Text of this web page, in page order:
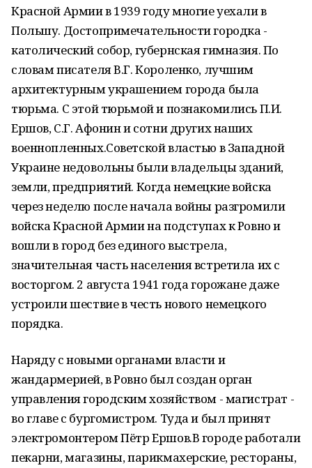
Красной Армии в 1939 году многие уехали в
Польшу. Достопримечательности городка -
католический собор, губернская гимназия. По
словам писателя В.Г. Короленко, лучшим
архитектурным украшением города была
тюрьма. С этой тюрьмой и познакомились П.И.
Ершов, С.Г. Афонин и сотни других наших
военнопленных.Советской властью в Западной
Украине недовольны были владельцы зданий,
земли, предприятий. Когда немецкие войска
через неделю после начала войны разгромили
войска Красной Армии на подступах к Ровно и
вошли в город без единого выстрела,
значительная часть населения встретила их с
восторгом. 2 августа 1941 года горожане даже
устроили шествие в честь нового немецкого
порядка.
Наряду с новыми органами власти и
жандармерией, в Ровно был создан орган
управления городским хозяйством - магистрат -
во главе с бургомистром. Туда и был принят
электромонтером Пётр Ершов.В городе работали
пекарни, магазины, парикмахерские, рестораны,